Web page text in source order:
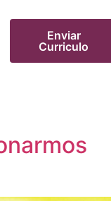
Enviar
Curriculo